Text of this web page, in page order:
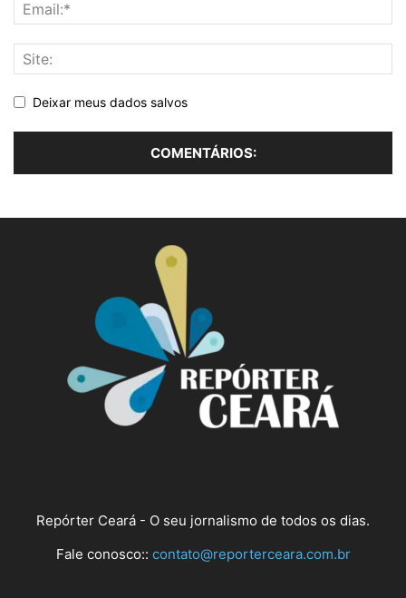
Deixar meus dados salvos
Repórter Ceará - O seu jornalismo de todos os dias.
Fale conosco:: contato@reporterceara.com.br